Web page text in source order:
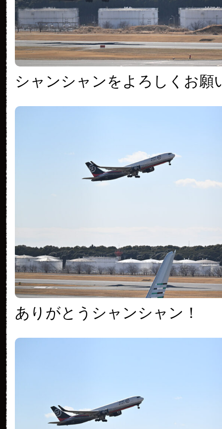
シャンシャンをよろしくお願
ありがとうシャンシャン！